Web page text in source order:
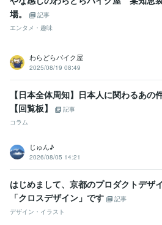
場。
記事
エンタメ・趣味
わらどらバイク屋
2025/08/19 08:49
【日本全体周知】日本人に関わるあの
【回覧板】
記事
コラム
じゅん♪
2026/08/05 14:21
はじめまして、京都のプロダクトデザ
「クロスデザイン」です
記事
デザイン・イラスト